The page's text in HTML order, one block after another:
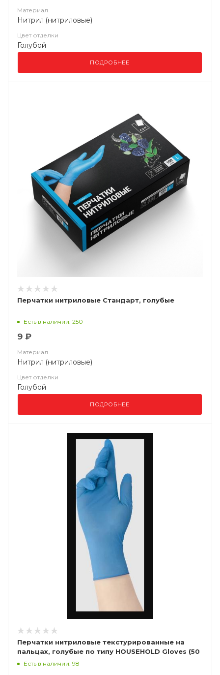
Материал
Нитрил (нитриловые)
Цвет отделки
Голубой
ПОДРОБНЕЕ
Перчатки нитриловые Стандарт, голубые
Есть в наличии: 250
9 ₽
Материал
Нитрил (нитриловые)
Цвет отделки
Голубой
ПОДРОБНЕЕ
Перчатки нитриловые текстурированные на
пальцах, голубые по типу HOUSEHOLD Gloves (50
пар), Калибр Libry
Есть в наличии: 98